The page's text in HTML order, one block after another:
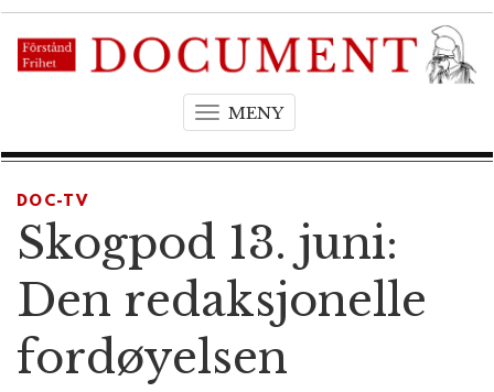
MENYT
g
n
a
v
i
g
DOC-TV
Skogpod 13. juni:
Den redaksjonelle
fordøyelsen